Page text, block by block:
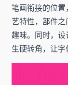
笔画衔接的位置
艺特性，部件
趣味。同时，设
生硬转角，让字